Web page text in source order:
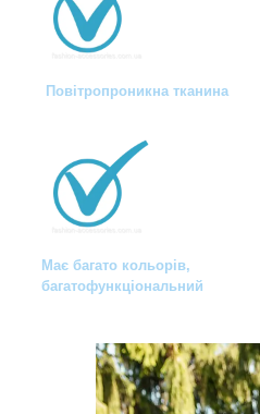
Повітропроникна тканина
Має багато кольорів,
багатофункціональний